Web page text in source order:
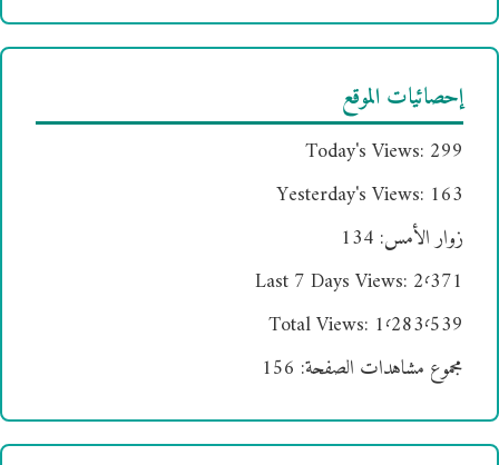
إحصائيات الموقع
Today's Views: 299
Yesterday's Views: 163
زوار الأمس: 134
Last 7 Days Views: 2٬371
Total Views: 1٬283٬539
مجموع مشاهدات الصفحة: 156